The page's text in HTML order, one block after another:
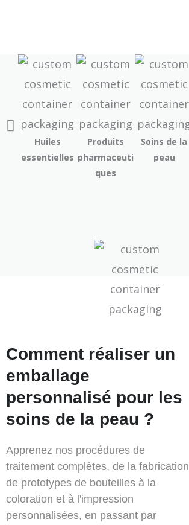
Huiles
essentielles
Produits
pharmaceuti
ques
Soins de la
peau
Comment réaliser un
emballage
personnalisé pour les
soins de la peau ?
Apprenez nos procédures de
traitement complètes, de la fabrication
de prototypes de bouteilles à la
coloration et à l'impression
personnalisées, en passant par